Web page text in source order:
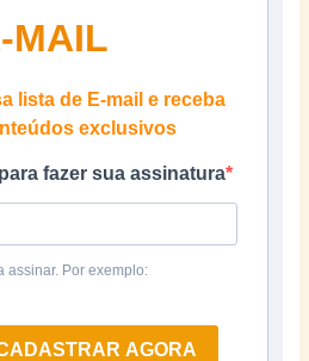
MAIL
lista de E-mail e receba
exclusivos
fazer sua assinatura
assinar. Por exemplo:
AGORA